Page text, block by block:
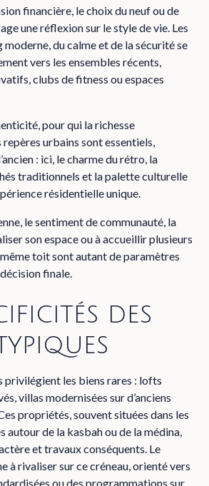
financière, le choix du neuf ou de
une réflexion sur le style de vie. Les
du calme et de la sécurité se
vers les ensembles récents,
clubs de fitness ou espaces
pour qui la richesse
urbains sont essentiels,
: ici, le charme du rétro, la
traditionnels et la palette culturelle
résidentielle unique.
le sentiment de communauté, la
son espace ou à accueillir plusieurs
toit sont autant de paramètres
finale.
des
privilégient les biens rares : lofts
villas modernisées sur d’anciens
propriétés, souvent situées dans les
autour de la kasbah ou de la médina,
et travaux conséquents. Le
à rivaliser sur ce créneau, orienté vers
ou des programmations sur